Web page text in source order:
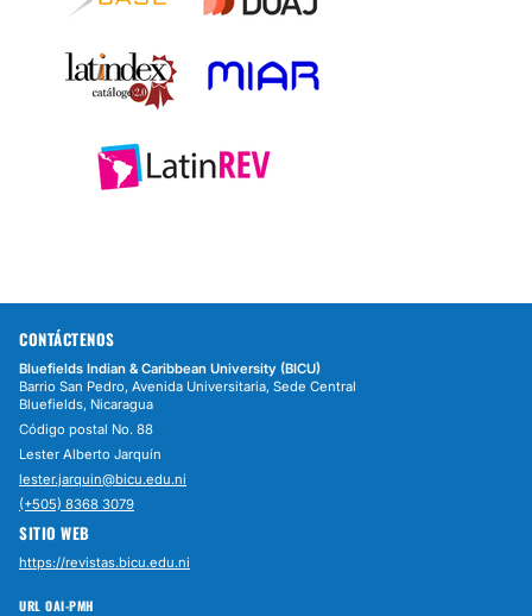
CONTÁCTENOS
Bluefields Indian & Caribbean University (BICU)
Barrio San Pedro, Avenida Universitaria, Sede Central
Bluefields, Nicaragua
Código postal No. 88
Lester Alberto Jarquín
lester.jarquin@bicu.edu.ni
(+505) 8368 3079
SITIO WEB
https://revistas.bicu.edu.ni
URL OAI-PMH